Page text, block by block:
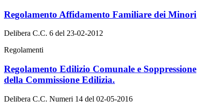
Regolamento Affidamento Familiare dei Minori
Delibera C.C. 6 del 23-02-2012
Regolamenti
Regolamento Edilizio Comunale e Soppressione
della Commissione Edilizia.
Delibera C.C. Numeri 14 del 02-05-2016